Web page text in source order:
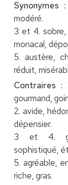
Synonymes :
modéré.
3 et 4. sobre,
monacal,
5. austère,
réduit,
Contraires :
gourmand,
2. avide,
dépensier.
3 et 4.
sophistiqué,
5. agréable,
riche, gras.